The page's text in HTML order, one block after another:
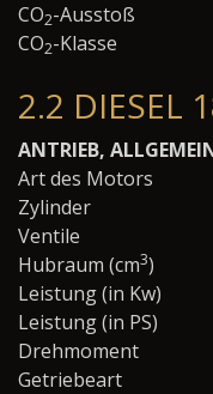
CO2-Ausstoß
CO2-Klasse
2.2 DIESEL
ANTRIEB,
Art des Motors
Zylinder
Ventile
Hubraum (cm3)
Leistung (in Kw)
Leistung (in PS)
Drehmoment
Getriebeart